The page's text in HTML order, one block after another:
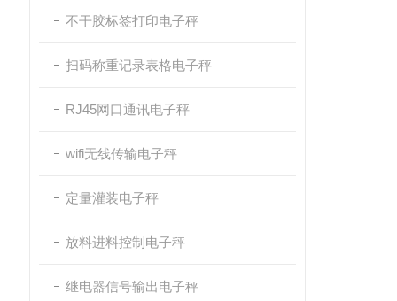
不干胶标签打印电子秤
扫码称重记录表格电子秤
RJ45网口通讯电子秤
wifi无线传输电子秤
定量灌装电子秤
放料进料控制电子秤
继电器信号输出电子秤